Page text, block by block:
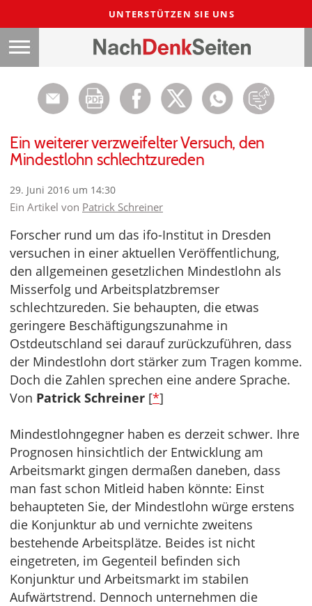
UNTERSTÜTZEN SIE UNS
Ein weiterer verzweifelter Versuch, den
Mindestlohn schlechtzureden
29. Juni 2016 um 14:30
Ein Artikel von Patrick Schreiner
Forscher rund um das ifo-Institut in Dresden
versuchen in einer aktuellen Veröffentlichung,
den allgemeinen gesetzlichen Mindestlohn als
Misserfolg und Arbeitsplatzbremser
schlechtzureden. Sie behaupten, die etwas
geringere Beschäftigungszunahme in
Ostdeutschland sei darauf zurückzuführen, dass
der Mindestlohn dort stärker zum Tragen komme.
Doch die Zahlen sprechen eine andere Sprache.
Von Patrick Schreiner [*]
Mindestlohngegner haben es derzeit schwer. Ihre
Prognosen hinsichtlich der Entwicklung am
Arbeitsmarkt gingen dermaßen daneben, dass
man fast schon Mitleid haben könnte: Einst
behaupteten Sie, der Mindestlohn würge erstens
die Konjunktur ab und vernichte zweitens
bestehende Arbeitsplätze. Beides ist nicht
eingetreten, im Gegenteil befinden sich
Konjunktur und Arbeitsmarkt im stabilen
Aufwärtstrend. Dennoch unternehmen die